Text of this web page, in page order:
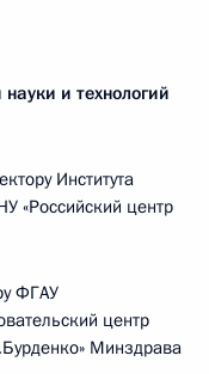
и технологий
Института
«Российский центр
ФГАУ
центр
Минздрава